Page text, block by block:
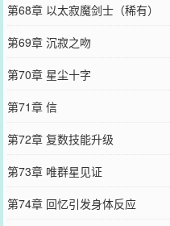
第68章 以太寂魔剑士（稀有）
第69章 沉寂之吻
第70章 星尘十字
第71章 信
第72章 复数技能升级
第73章 唯群星见证
第74章 回忆引发身体反应